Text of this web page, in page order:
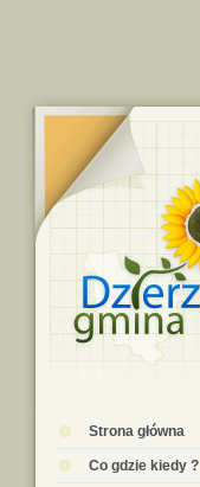
Strona główna
Co gdzie kiedy ?